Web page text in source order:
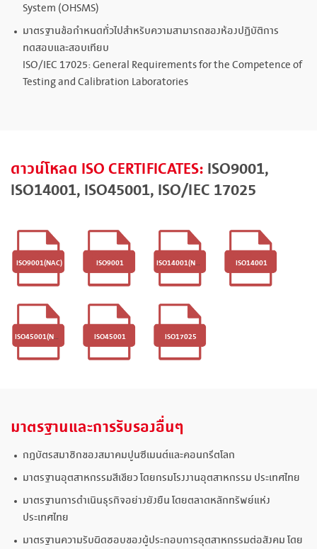
System (OHSMS)
มาตรฐานข้อกำหนดทั่วไปสำหรับความสามารถของห้องปฏิบัติการ
ทดสอบและสอบเทียบ
ISO/IEC 17025: General Requirements for the Competence of
Testing and Calibration Laboratories
ดาวน์โหลด ISO CERTIFICATES: ISO9001,
ISO14001, ISO45001, ISO/IEC 17025
ISO9001(NAC) ISO9001
ISO14001(NAC
ISO14001
ISO45001(NAC
ISO45001 ISO17025
มาตรฐานและการรับรองอื่นๆ
กฎบัตรสมาชิกของสมาคมปูนซีเมนต์และคอนกรีตโลก
มาตรฐานอุตสาหกรรมสีเขียว โดยกรมโรงงานอุตสาหกรรม ประเทศไทย
มาตรฐานการดำเนินธุรกิจอย่างยังยืน โดยตลาดหลักทรัพย์แห่ง
ประเทศไทย
มาตรฐานความรับผิดชอบของผู้ประกอบการอุตสาหกรรมต่อสังคม โดย